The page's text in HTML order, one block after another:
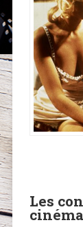
Les